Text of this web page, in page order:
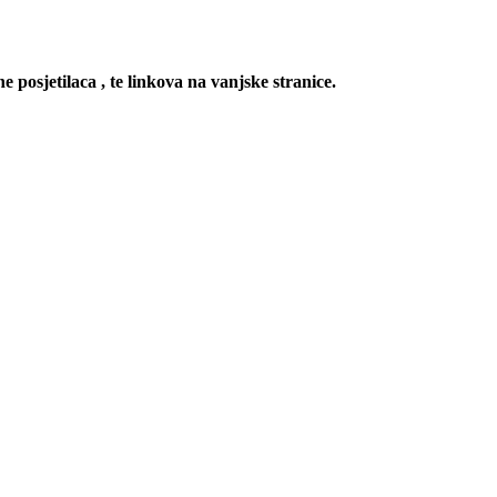
posjetilaca , te linkova na vanjske stranice.